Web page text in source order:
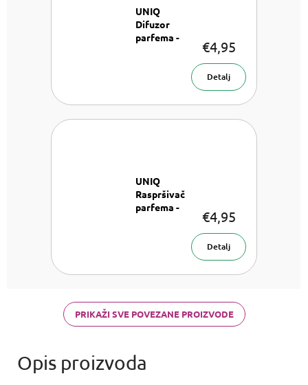
UNIQ
Difuzor
parfema -
€4,95
Detalj
UNIQ
Raspršivač
parfema -
€4,95
Detalj
PRIKAŽI SVE POVEZANE PROIZVODE